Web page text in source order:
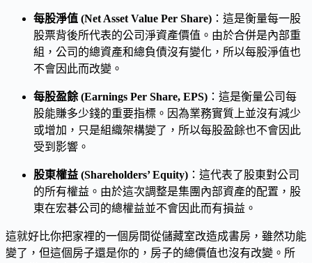
每股淨值 (Net Asset Value Per Share) ：這是衡量每一股
股票背後所代表的公司淨資產價值。由於合併是內部重
組，公司的總資產和總負債沒有變化，所以每股淨值也
不會因此而改變。
每股盈餘 (Earnings Per Share, EPS) ：這是衡量公司每
股能賺多少錢的重要指標。因為業務實質上並沒有減少
或增加，只是組織架構變了，所以每股盈餘也不會因此
受到影響。
股東權益 (Shareholders’ Equity) ：這代表了股東對公司
的所有權益。由於這次調整是集團內部資產的配置，股
東在宏碁公司的總權益並不會因此而有損益。
這就好比你把家裡的一個房間從儲藏室改造成書房，雖然功能
變了，但這個房子還是你的，房子的總價值也沒有改變。所